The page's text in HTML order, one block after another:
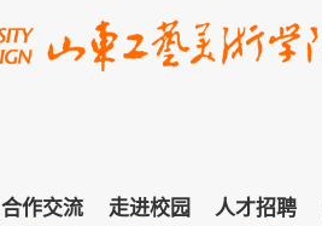
合作交流 走进校园 人才招聘